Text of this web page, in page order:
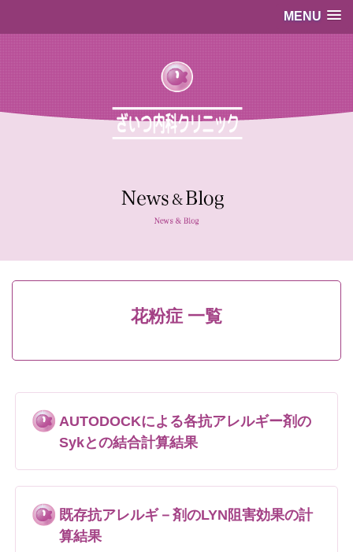
MENU
花粉症 一覧
AUTODOCKによる各抗アレルギー剤の
Sykとの結合計算結果
既存抗アレルギ－剤のLYN阻害効果の計
算結果